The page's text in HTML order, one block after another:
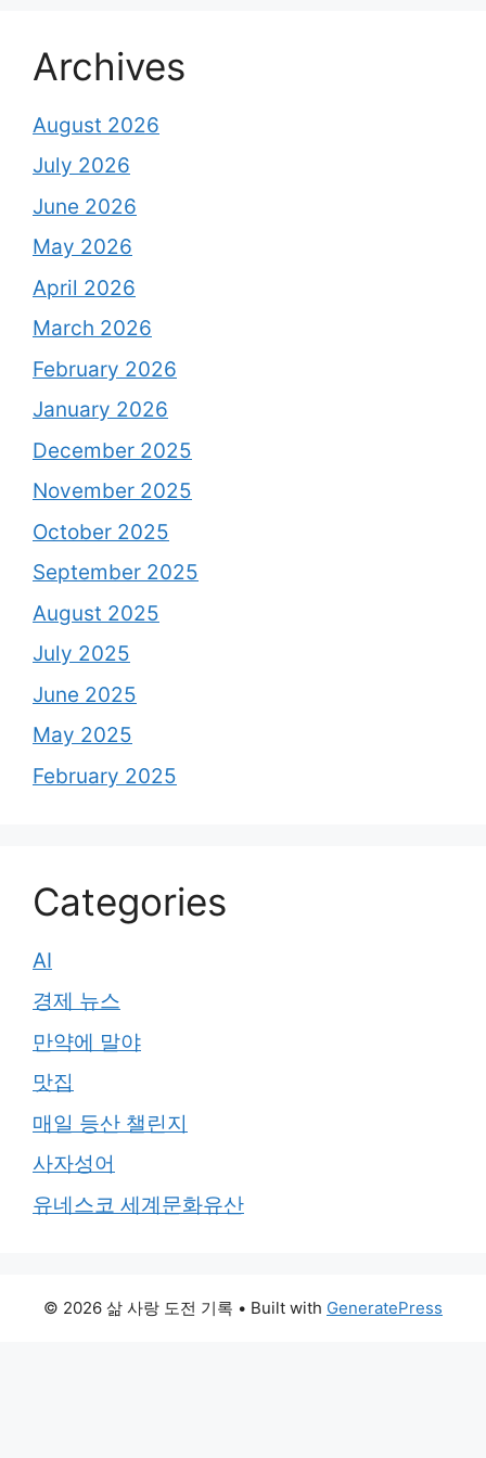
Archives
August 2026
July 2026
June 2026
May 2026
April 2026
March 2026
February 2026
January 2026
December 2025
November 2025
October 2025
September 2025
August 2025
July 2025
June 2025
May 2025
February 2025
Categories
AI
경제 뉴스
만약에 말야
맛집
매일 등산 챌린지
사자성어
유네스코 세계문화유산
© 2026 삶 사랑 도전 기록 • Built with GeneratePress